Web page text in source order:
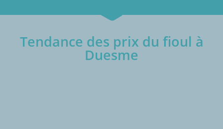
Tendance des prix du fioul à
Duesme